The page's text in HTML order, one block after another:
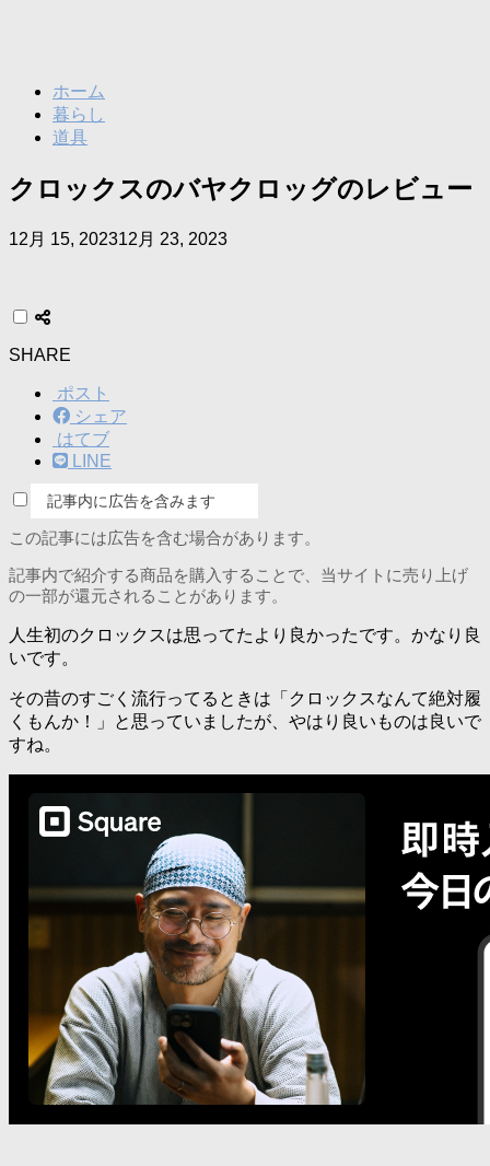
ホーム
暮らし
道具
クロックスのバヤクロッグのレビュー
12月 15, 202312月 23, 2023
SHARE
ポスト
シェア
はてブ
LINE
記事内に広告を含みます
この記事には広告を含む場合があります。
記事内で紹介する商品を購入することで、当サイトに売り上げ
の一部が還元されることがあります。
人生初のクロックスは思ってたより良かったです。かなり良
いです。
その昔のすごく流行ってるときは「クロックスなんて絶対履
くもんか！」と思っていましたが、やはり良いものは良いで
すね。